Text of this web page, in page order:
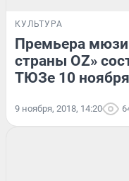
КУЛЬТУРА
Премьера
страны ОZ»
ТЮЗе 10 ноября
9 ноября, 2018, 14:20